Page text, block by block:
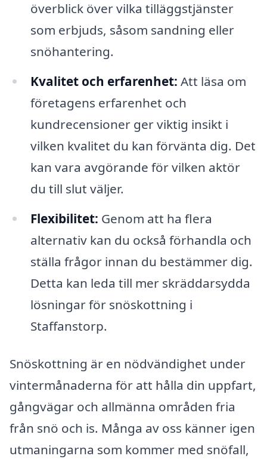
överblick över vilka tilläggstjänster
som erbjuds, såsom sandning eller
snöhantering.
Kvalitet och erfarenhet: Att läsa om
företagens erfarenhet och
kundrecensioner ger viktig insikt i
vilken kvalitet du kan förvänta dig. Det
kan vara avgörande för vilken aktör
du till slut väljer.
Flexibilitet: Genom att ha flera
alternativ kan du också förhandla och
ställa frågor innan du bestämmer dig.
Detta kan leda till mer skräddarsydda
lösningar för snöskottning i
Staffanstorp.
Snöskottning är en nödvändighet under
vintermånaderna för att hålla din uppfart,
gångvägar och allmänna områden fria
från snö och is. Många av oss känner igen
utmaningarna som kommer med snöfall,